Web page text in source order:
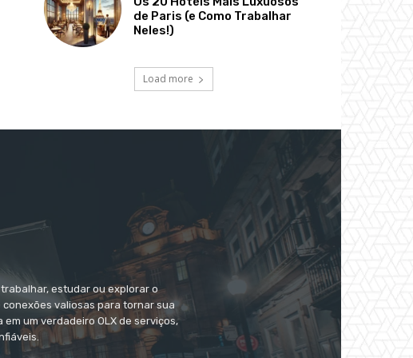
de Paris (e Como Trabalhar
Neles!)
Load more
estudar ou explorar o
valiosas para tornar sua
um verdadeiro OLX de serviços,